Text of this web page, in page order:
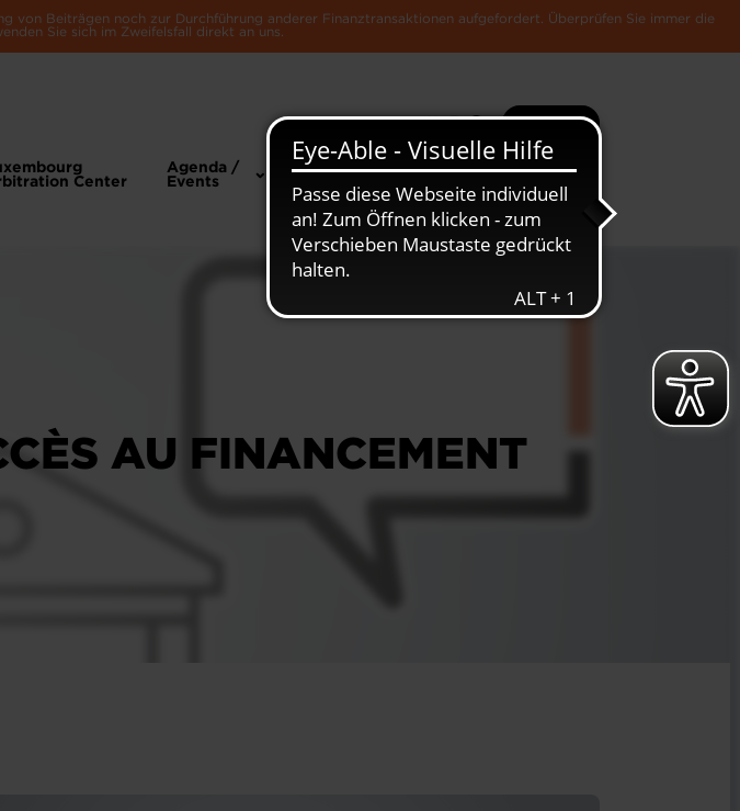
von Beiträgen noch zur Durchführung anderer Finanztransaktionen aufgefordert. Überprüfen Sie immer die
Sie sich im Zweifelsfall direkt an uns.
Suche Mehr
Center
Agenda /
Events
News &
Die Luxemburger
AU FINANCEMENT